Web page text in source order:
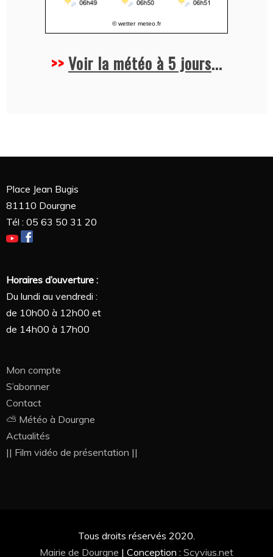
© wetter meteo.fr
>>Voir la météo à 5 jours...
Place Jean Bugis
81110 Dourgne
Tél : 05 63 50 31 20
Horaires d’ouverture :
Du lundi au vendredi :
de 10h00 à 12h00 et
de 14h00 à 17h00
Mon compte
S’abonner
Contact
⛅ Météo à Dourgne
Actualités
|| Film vidéo de présentation ||
Tous droits réservés 2020.
Mairie de Dourgne | Conception : Scyvius.net